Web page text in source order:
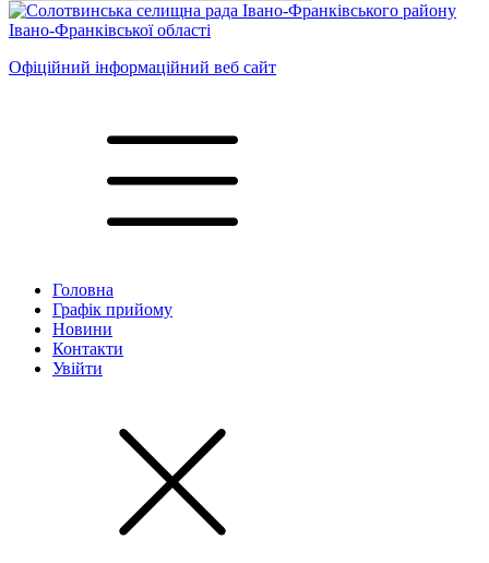
Офіційний інформаційний веб сайт
Головна
Графік прийому
Новини
Контакти
Увійти